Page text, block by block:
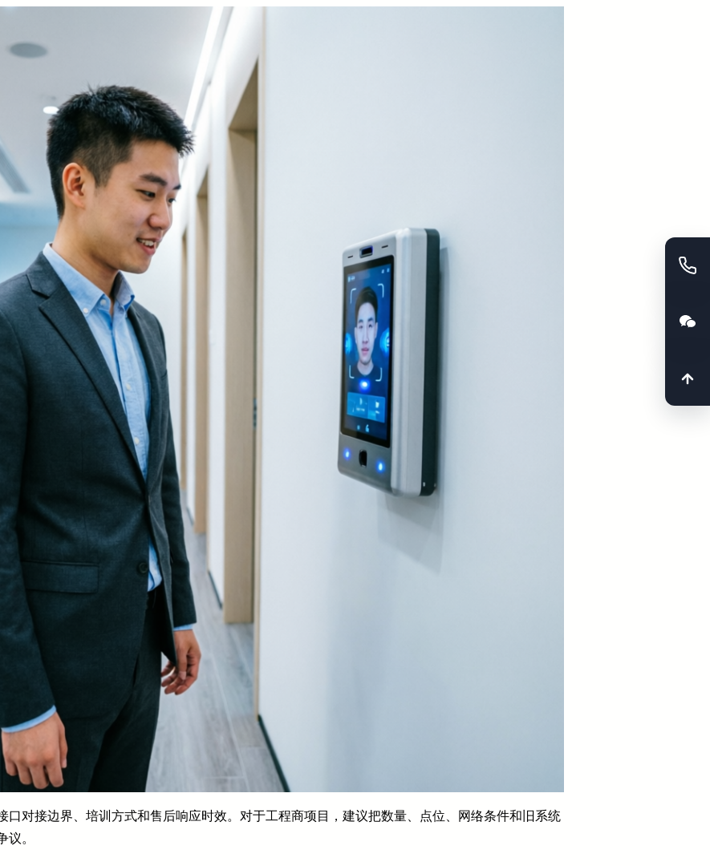
口对接边界、培训方式和售后响应时效。对于工程商项目，建议把数量、点位、网络条件和旧系统
议。